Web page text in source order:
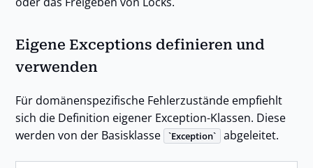
Eigene Exceptions definieren und
verwenden
Für domänenspezifische Fehlerzustände empfiehlt
sich die Definition eigener Exception-Klassen. Diese
werden von der Basisklasse
Exception abgeleitet.